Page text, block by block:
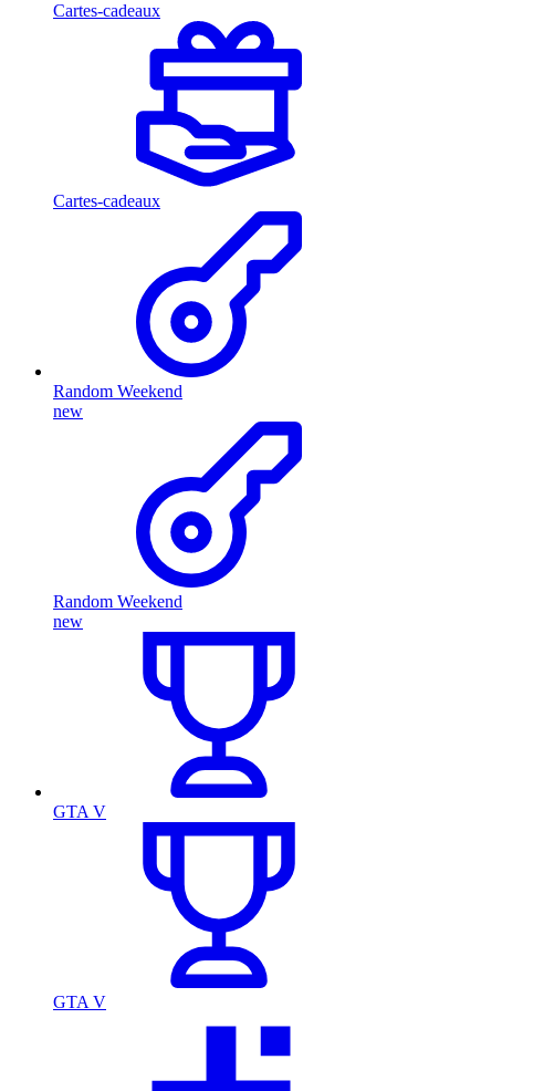
Cartes-cadeaux
Cartes-cadeaux
Random Weekend
new
Random Weekend
new
GTA V
GTA V